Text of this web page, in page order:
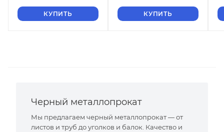
КУПИТЬ КУПИТЬ
Черный металлопрокат
Мы предлагаем черный металлопрокат — от
листов и труб до уголков и балок. Качество и